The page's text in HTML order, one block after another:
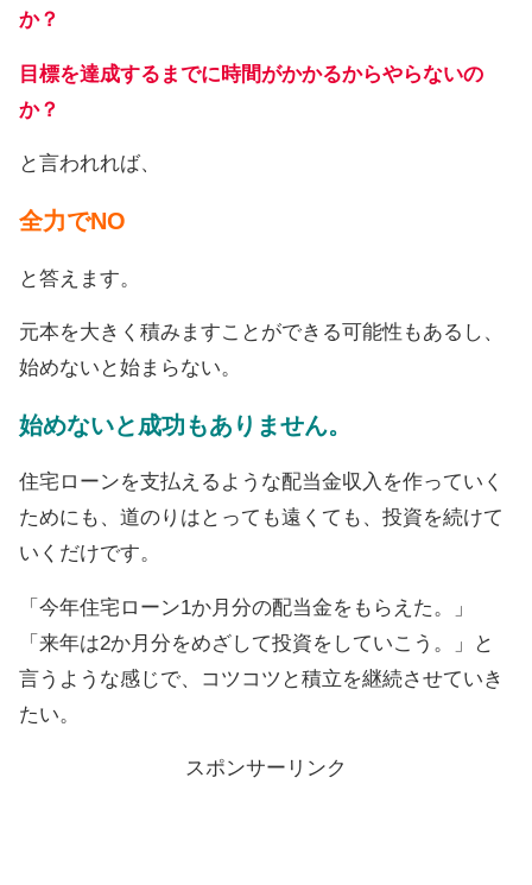
か？
目標を達成するまでに時間がかかるからやらないの
か？
と言われれば、
全力でNO
と答えます。
元本を大きく積みますことができる可能性もあるし、
始めないと始まらない。
始めないと成功もありません。
住宅ローンを支払えるような配当金収入を作っていく
ためにも、道のりはとっても遠くても、投資を続けて
いくだけです。
「今年住宅ローン1か月分の配当金をもらえた。」
「来年は2か月分をめざして投資をしていこう。」と
言うような感じで、コツコツと積立を継続させていき
たい。
スポンサーリンク